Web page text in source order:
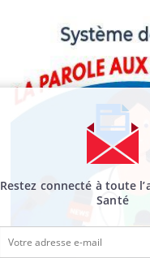
Restez connecté à toute
Santé